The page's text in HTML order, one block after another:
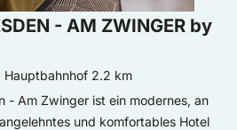
- AM ZWINGER by
Hauptbahnhof 2.2 km
- Am Zwinger ist ein modernes, an
und komfortables Hotel